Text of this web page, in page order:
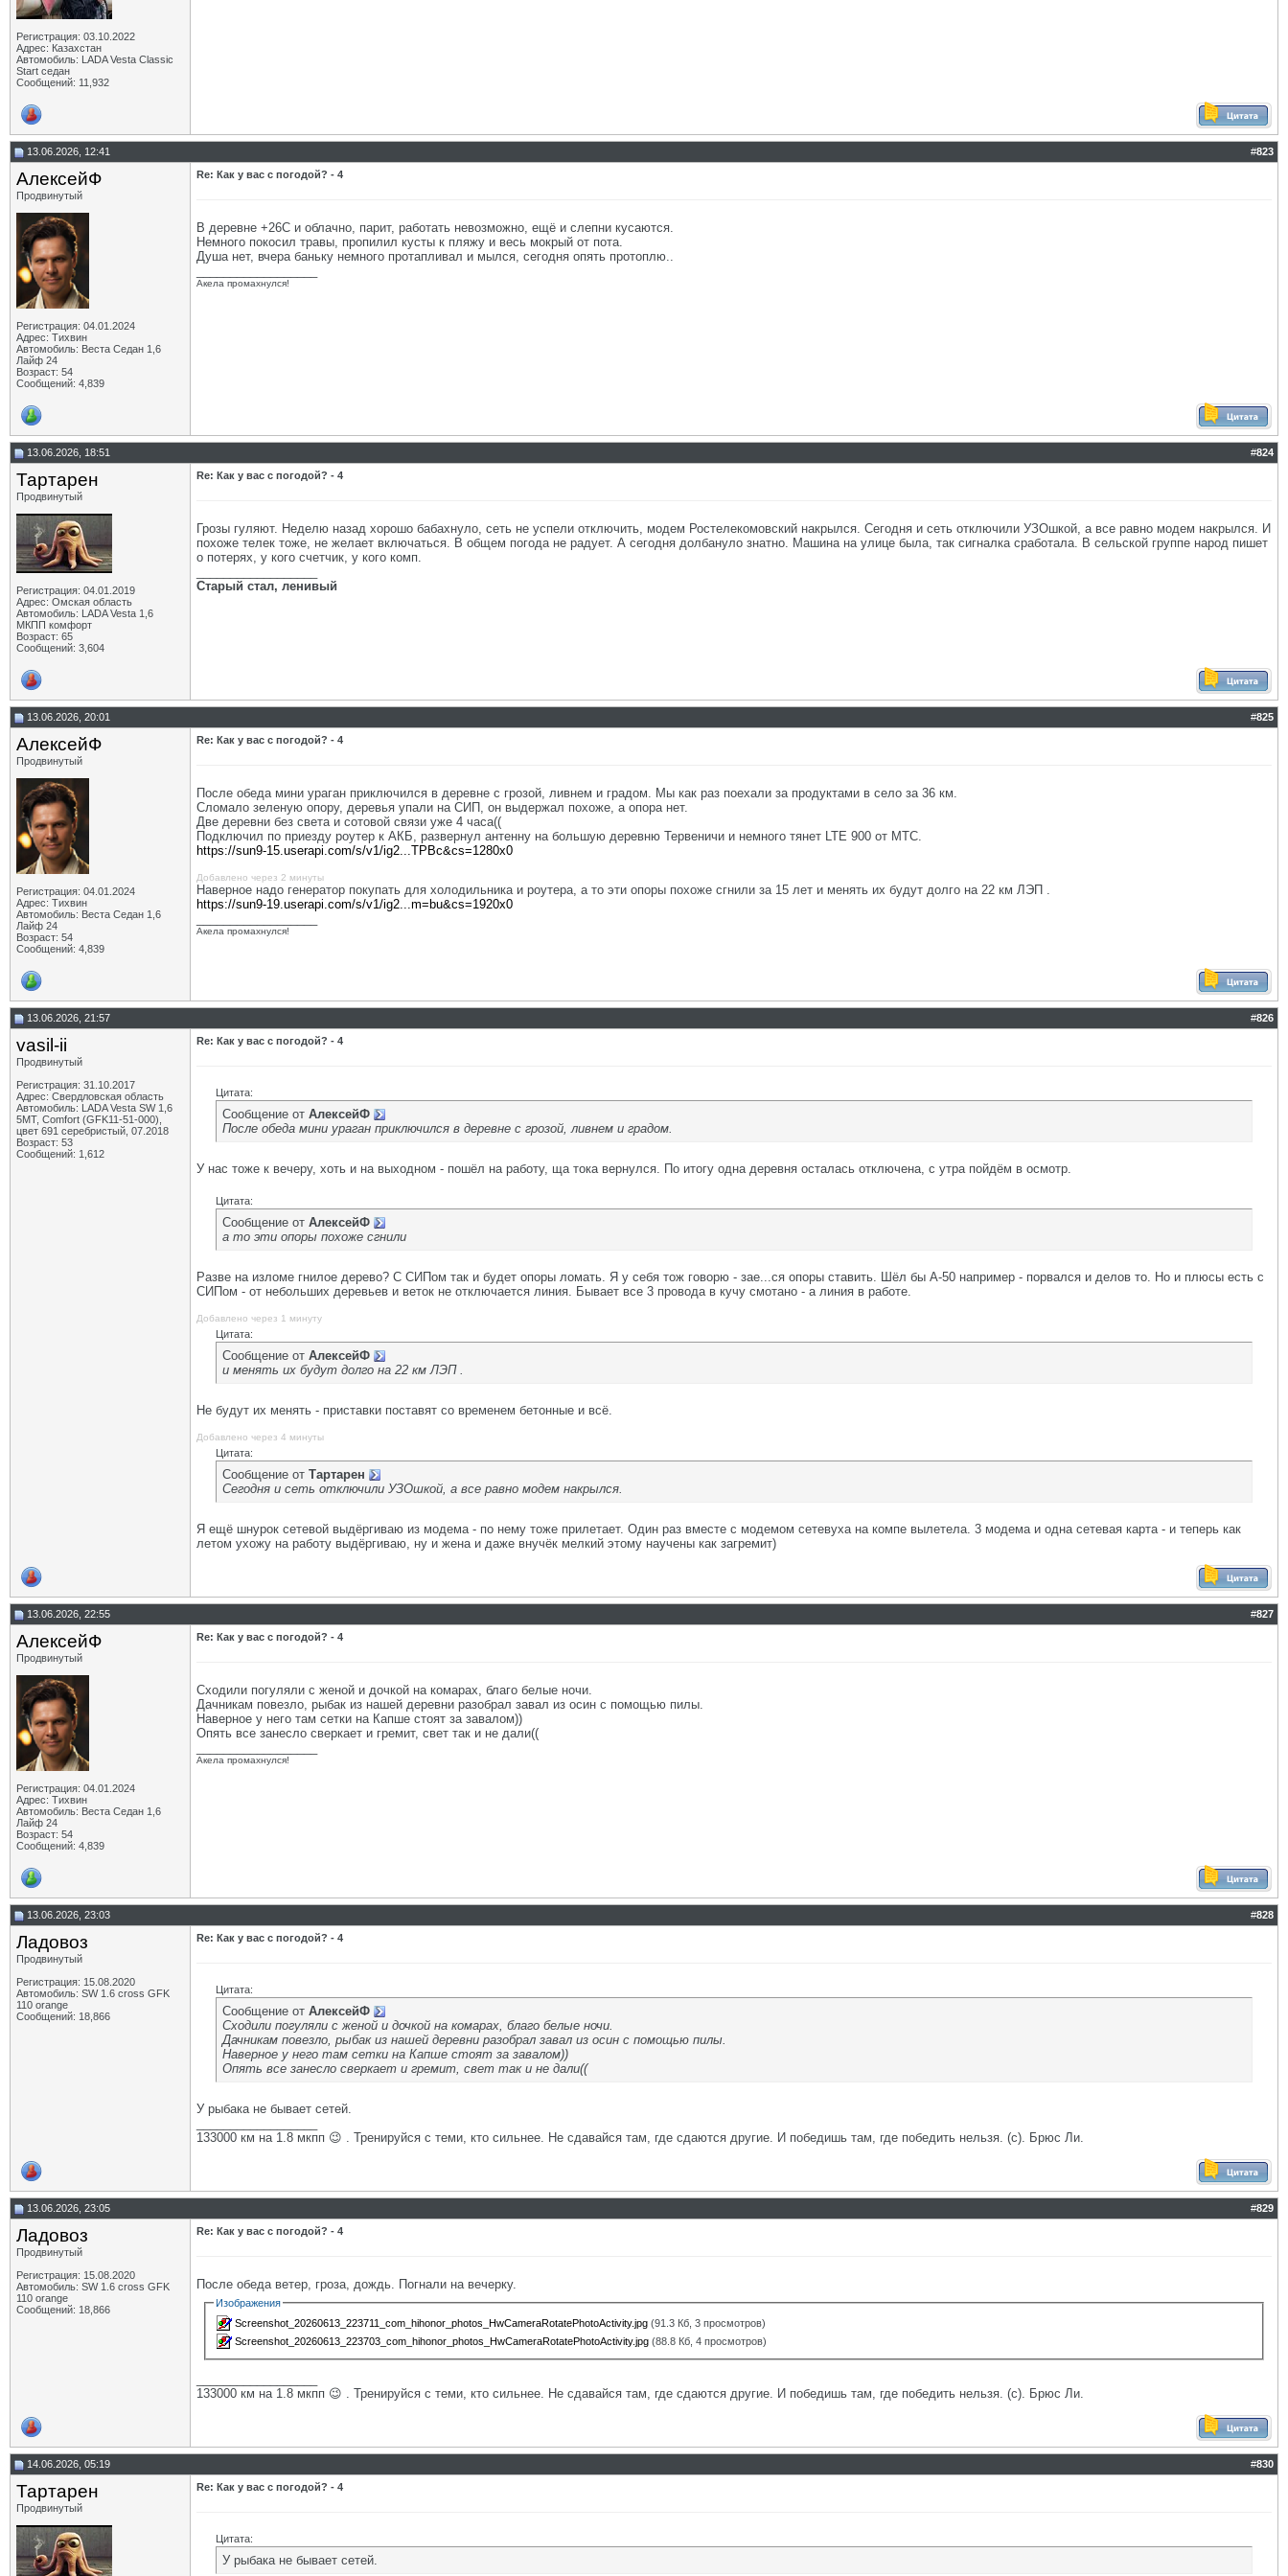
Регистрация: 03.10.2022
Адрес: Казахстан
Автомобиль: LADA Vesta Classic
Start седан
Сообщений: 11,932
13.06.2026, 12:41 #823
АлексейФ
Продвинутый
Регистрация: 04.01.2024
Адрес: Тихвин
Автомобиль: Веста Седан 1,6
Лайф 24
Возраст: 54
Сообщений: 4,839
Re: Как у вас с погодой? - 4
В деревне +26С и облачно, парит, работать невозможно, ещё и слепни кусаются.
Немного покосил травы, пропилил кусты к пляжу и весь мокрый от пота.
Душа нет, вчера баньку немного протапливал и мылся, сегодня опять протоплю..
Акела промахнулся!
13.06.2026, 18:51 #824
Тартарен
Продвинутый
Регистрация: 04.01.2019
Адрес: Омская область
Автомобиль: LADA Vesta 1,6
МКПП комфорт
Возраст: 65
Сообщений: 3,604
Re: Как у вас с погодой? - 4
Грозы гуляют. Неделю назад хорошо бабахнуло, сеть не успели отключить, модем Ростелекомовский накрылся. Сегодня и сеть отключили УЗОшкой, а все равно модем накрылся. И
похоже телек тоже, не желает включаться. В общем погода не радует. А сегодня долбануло знатно. Машина на улице была, так сигналка сработала. В сельской группе народ пишет
о потерях, у кого счетчик, у кого комп.
Старый стал, ленивый
13.06.2026, 20:01 #825
АлексейФ
Продвинутый
Регистрация: 04.01.2024
Адрес: Тихвин
Автомобиль: Веста Седан 1,6
Лайф 24
Возраст: 54
Сообщений: 4,839
Re: Как у вас с погодой? - 4
После обеда мини ураган приключился в деревне с грозой, ливнем и градом. Мы как раз поехали за продуктами в село за 36 км.
Сломало зеленую опору, деревья упали на СИП, он выдержал похоже, а опора нет.
Две деревни без света и сотовой связи уже 4 часа((
Подключил по приезду роутер к АКБ, развернул антенну на большую деревню Тервеничи и немного тянет LTE 900 от МТС.
https://sun9-15.userapi.com/s/v1/ig2...TPBc&cs=1280x0
Добавлено через 2 минуты
Наверное надо генератор покупать для холодильника и роутера, а то эти опоры похоже сгнили за 15 лет и менять их будут долго на 22 км ЛЭП .
https://sun9-19.userapi.com/s/v1/ig2...m=bu&cs=1920x0
Акела промахнулся!
13.06.2026, 21:57 #826
vasil-ii
Продвинутый
Регистрация: 31.10.2017
Адрес: Свердловская область
Автомобиль: LADA Vesta SW 1,6
5МТ, Comfort (GFK11-51-000),
цвет 691 серебристый, 07.2018
Возраст: 53
Сообщений: 1,612
Re: Как у вас с погодой? - 4
Цитата:
Сообщение от АлексейФ
После обеда мини ураган приключился в деревне с грозой, ливнем и градом.
У нас тоже к вечеру, хоть и на выходном - пошёл на работу, ща тока вернулся. По итогу одна деревня осталась отключена, с утра пойдём в осмотр.
Цитата:
Сообщение от АлексейФ
а то эти опоры похоже сгнили
Разве на изломе гнилое дерево? С СИПом так и будет опоры ломать. Я у себя тож говорю - зае...ся опоры ставить. Шёл бы А-50 например - порвался и делов то. Но и плюсы есть с
СИПом - от небольших деревьев и веток не отключается линия. Бывает все 3 провода в кучу смотано - а линия в работе.
Добавлено через 1 минуту
Цитата:
Сообщение от АлексейФ
и менять их будут долго на 22 км ЛЭП .
Не будут их менять - приставки поставят со временем бетонные и всё.
Добавлено через 4 минуты
Цитата:
Сообщение от Тартарен
Сегодня и сеть отключили УЗОшкой, а все равно модем накрылся.
Я ещё шнурок сетевой выдёргиваю из модема - по нему тоже прилетает. Один раз вместе с модемом сетевуха на компе вылетела. 3 модема и одна сетевая карта - и теперь как
летом ухожу на работу выдёргиваю, ну и жена и даже внучёк мелкий этому научены как загремит)
13.06.2026, 22:55 #827
АлексейФ
Продвинутый
Регистрация: 04.01.2024
Адрес: Тихвин
Автомобиль: Веста Седан 1,6
Лайф 24
Возраст: 54
Сообщений: 4,839
Re: Как у вас с погодой? - 4
Сходили погуляли с женой и дочкой на комарах, благо белые ночи.
Дачникам повезло, рыбак из нашей деревни разобрал завал из осин с помощью пилы.
Наверное у него там сетки на Капше стоят за завалом))
Опять все занесло сверкает и гремит, свет так и не дали((
Акела промахнулся!
13.06.2026, 23:03 #828
Ладовоз
Продвинутый
Регистрация: 15.08.2020
Автомобиль: SW 1.6 cross GFK
110 orange
Сообщений: 18,866
Re: Как у вас с погодой? - 4
Цитата:
Сообщение от АлексейФ
Сходили погуляли с женой и дочкой на комарах, благо белые ночи.
Дачникам повезло, рыбак из нашей деревни разобрал завал из осин с помощью пилы.
Наверное у него там сетки на Капше стоят за завалом))
Опять все занесло сверкает и гремит, свет так и не дали((
У рыбака не бывает сетей.
133000 км на 1.8 мкпп 😉 . Тренируйся с теми, кто сильнее. Не сдавайся там, где сдаются другие. И победишь там, где победить нельзя. (с). Брюс Ли.
13.06.2026, 23:05 #829
Ладовоз
Продвинутый
Регистрация: 15.08.2020
Автомобиль: SW 1.6 cross GFK
110 orange
Сообщений: 18,866
Re: Как у вас с погодой? - 4
После обеда ветер, гроза, дождь. Погнали на вечерку.
Изображения
Screenshot_20260613_223711_com_hihonor_photos_HwCameraRotatePhotoActivity.jpg (91.3 Кб, 3 просмотров)
Screenshot_20260613_223703_com_hihonor_photos_HwCameraRotatePhotoActivity.jpg (88.8 Кб, 4 просмотров)
133000 км на 1.8 мкпп 😉 . Тренируйся с теми, кто сильнее. Не сдавайся там, где сдаются другие. И победишь там, где победить нельзя. (с). Брюс Ли.
14.06.2026, 05:19 #830
Тартарен
Продвинутый
Re: Как у вас с погодой? - 4
Цитата:
У рыбака не бывает сетей.